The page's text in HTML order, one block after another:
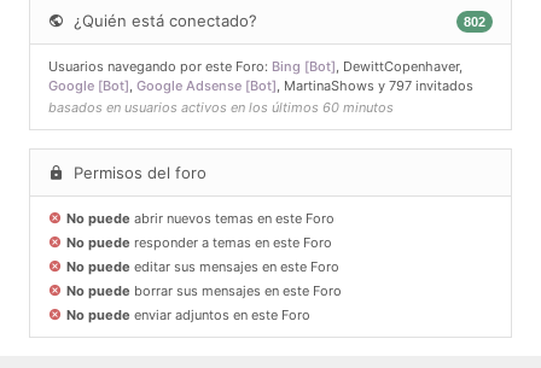
¿Quién está conectado? 802
Usuarios navegando por este Foro: Bing [Bot], DewittCopenhaver,
Google [Bot], Google Adsense [Bot], MartinaShows y 797 invitados
basados en usuarios activos en los últimos 60 minutos
Permisos del foro
No puede abrir nuevos temas en este Foro
No puede responder a temas en este Foro
No puede editar sus mensajes en este Foro
No puede borrar sus mensajes en este Foro
No puede enviar adjuntos en este Foro